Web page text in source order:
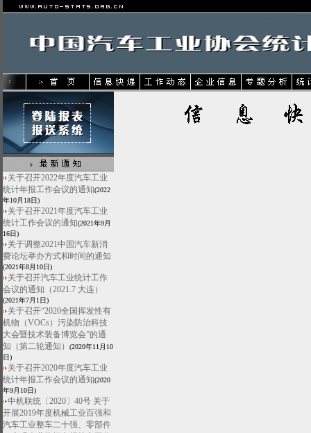
关于召开2022年度汽车工业
统计年报工作会议的通知(2022
年10月18日)
关于召开2021年度汽车工业
统计工作会议的通知(2021年9月
16日)
关于调整2021中国汽车新消
费论坛举办方式和时间的通知
(2021年8月10日)
关于召开汽车工业统计工作
会议的通知（2021.7 大连）
(2021年7月1日)
关于召开“2020全国挥发性有
机物（VOCs）污染防治科技
大会暨技术装备博览会”的通
知（第二轮通知）
(2020年11月10
日)
关于召开2020年度汽车工业
统计年报工作会议的通知(2020
年9月10日)
中机联统〔2020〕40号 关于
开展2019年度机械工业百强和
汽车工业整车二十强、零部件